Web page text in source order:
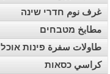
غرف نوم חדרי שינה
مطابخ מטבחים
طاولات سفرة פינות אוכל
كراسي כסאות